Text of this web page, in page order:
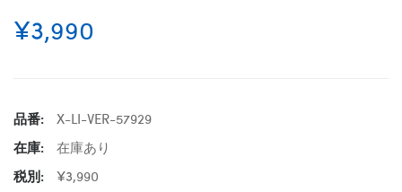
¥3,990
品番:
X-LI-VER-57929
在庫:
在庫あり
税別:
¥3,990